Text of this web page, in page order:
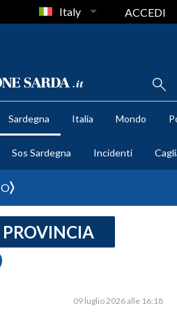
Italy ACCEDI
Sardegna Italia Mondo
Sos Sardegna Incidenti
09 luglio 2026 alle 16:18